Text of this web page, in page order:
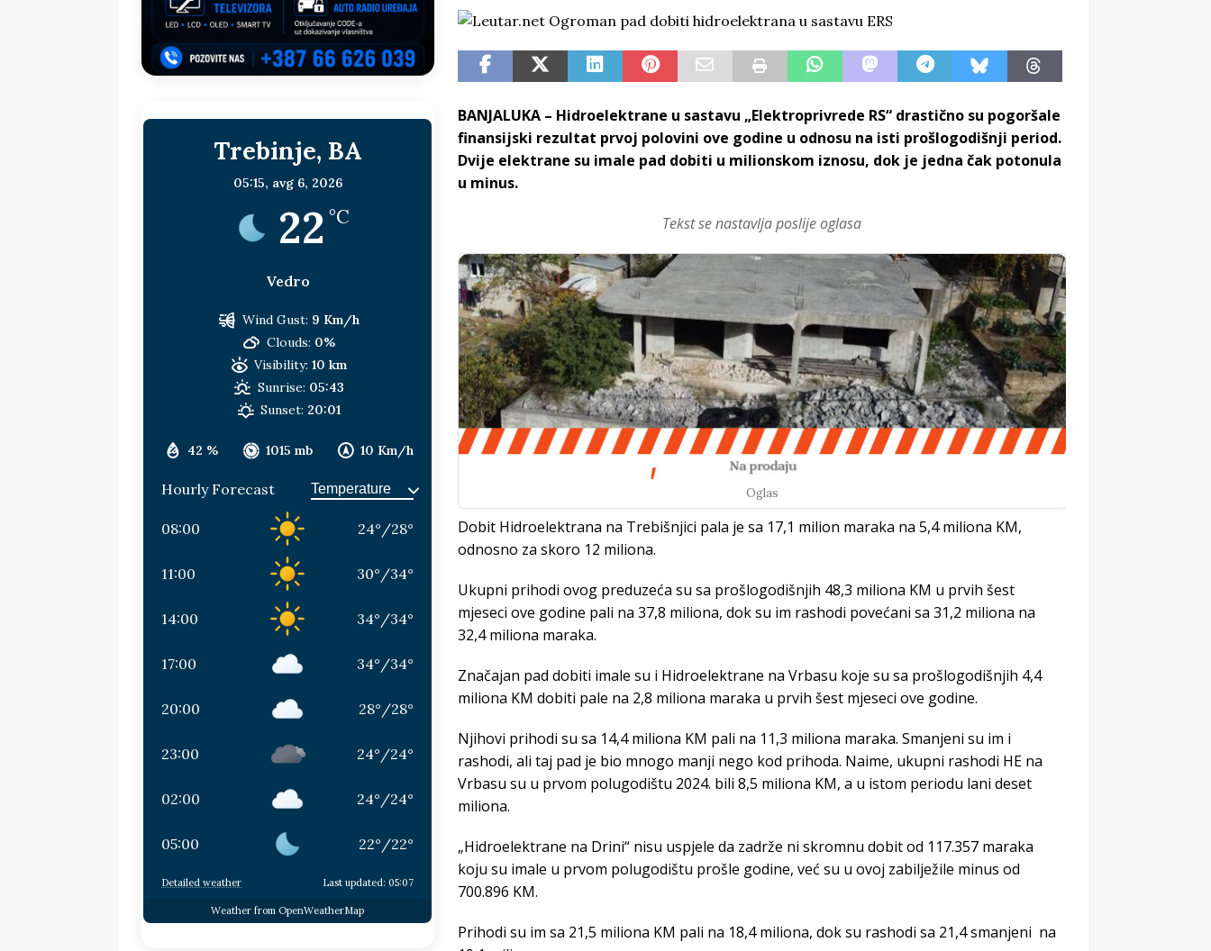
sljedeća meta!? BOSNA I HERCEGOVINA
[ 14. jul 2026. ] Budimiru je jako žao! REPUBLIKA SRPSKA
Dodik i Vučić nisu u sukobu, pogotovo nisu zbog Eleka LIČNI STAV
[ 11. jul 2026. ] Ako se povučemo i sve im prepustimo, ostaće nam samo siledžije i tišina BOSNA I
HERCEGOVINA
[ 9. jul 2026. ] RTRS-u blokirani svi računi REPUBLIKA SRPSKA
[ 30. jul 2026. ] Uhapšen bivši gradonačelnik Splita, Željko Kerum
BANJALUKA – Hidroelektrane u sastavu „Elektroprivrede RS“ drastično su pogoršale
finansijski rezultat prvoj polovini ove godine u odnosu na isti prošlogodišnji period.
Dvije elektrane su imale pad dobiti u milionskom iznosu, dok je jedna čak potonula
u minus.
Tekst se nastavlja poslije oglasa
Oglas
Dobit Hidroelektrana na Trebišnjici pala je sa 17,1 milion maraka na 5,4 miliona KM,
odnosno za skoro 12 miliona.
Ukupni prihodi ovog preduzeća su sa prošlogodišnjih 48,3 miliona KM u prvih šest
mjeseci ove godine pali na 37,8 miliona, dok su im rashodi povećani sa 31,2 miliona na
32,4 miliona maraka.
Značajan pad dobiti imale su i Hidroelektrane na Vrbasu koje su sa prošlogodišnjih 4,4
miliona KM dobiti pale na 2,8 miliona maraka u prvih šest mjeseci ove godine.
Njihovi prihodi su sa 14,4 miliona KM pali na 11,3 miliona maraka. Smanjeni su im i
rashodi, ali taj pad je bio mnogo manji nego kod prihoda. Naime, ukupni rashodi HE na
Vrbasu su u prvom polugodištu 2024. bili 8,5 miliona KM, a u istom periodu lani deset
miliona.
„Hidroelektrane na Drini“ nisu uspjele da zadrže ni skromnu dobit od 117.357 maraka
koju su imale u prvom polugodištu prošle godine, već su u ovoj zabilježile minus od
700.896 KM.
Prihodi su im sa 21,5 miliona KM pali na 18,4 miliona, dok su rashodi sa 21,4 smanjeni na
Trebinje, BA
05:15, avg 6, 2026
22 °C
Vedro
42 % 1015 mb 10 Km/h
Wind Gust: 9 Km/h
Clouds: 0%
Visibility: 10 km
Sunrise: 05:43
Sunset: 20:01
Hourly Forecast
08:00 24° /28°
11:00 30° /34°
14:00 34° /34°
17:00 34° /34°
20:00 28° /28°
23:00 24° /24°
02:00 24° /24°
05:00 22° /22°
Detailed weather Last updated: 05:07
Weather from OpenWeatherMap